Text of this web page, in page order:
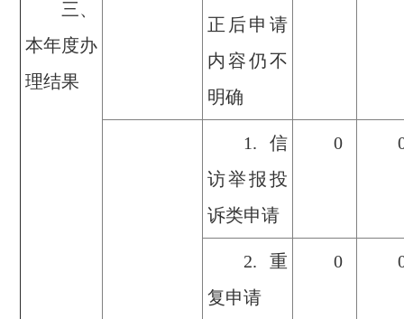
三、
本年度办
理结果
正后申请
内容仍不
明确
1.信
访举报投
诉类申请
0
2.重
复申请
0